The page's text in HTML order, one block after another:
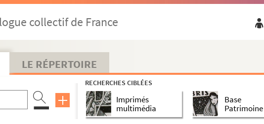
collectif de France
LE RÉPERTOIRE
RECHERCHES CIBLÉES
Imprimés
multimédia
Base
Patrimoine
en faveur des d
donation et érection du comté de Coligny en faveur des d
Eberhardine et Léopol...
dezdits sieurs et d
de Loulans en marquizat pour le sieur de Boitouzet »
de Borrey en comté, sous le nom de comté de la Verne, pour le sieur Antoine A...
le Parlement concernant la noblesse acquize à ses supports au premier degrez ...
permission au sieur Millot de prendre le nom de Monjeutin en place de ce...
terres de Busy, Thiéfrant, Falletans et Fontenel en marquisat sous le nom de Falletan...